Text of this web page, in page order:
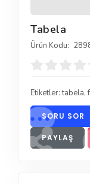
Tabela
Ürün Kodu:
Etiketler:tabela,
SORU SOR
PAYLAŞ